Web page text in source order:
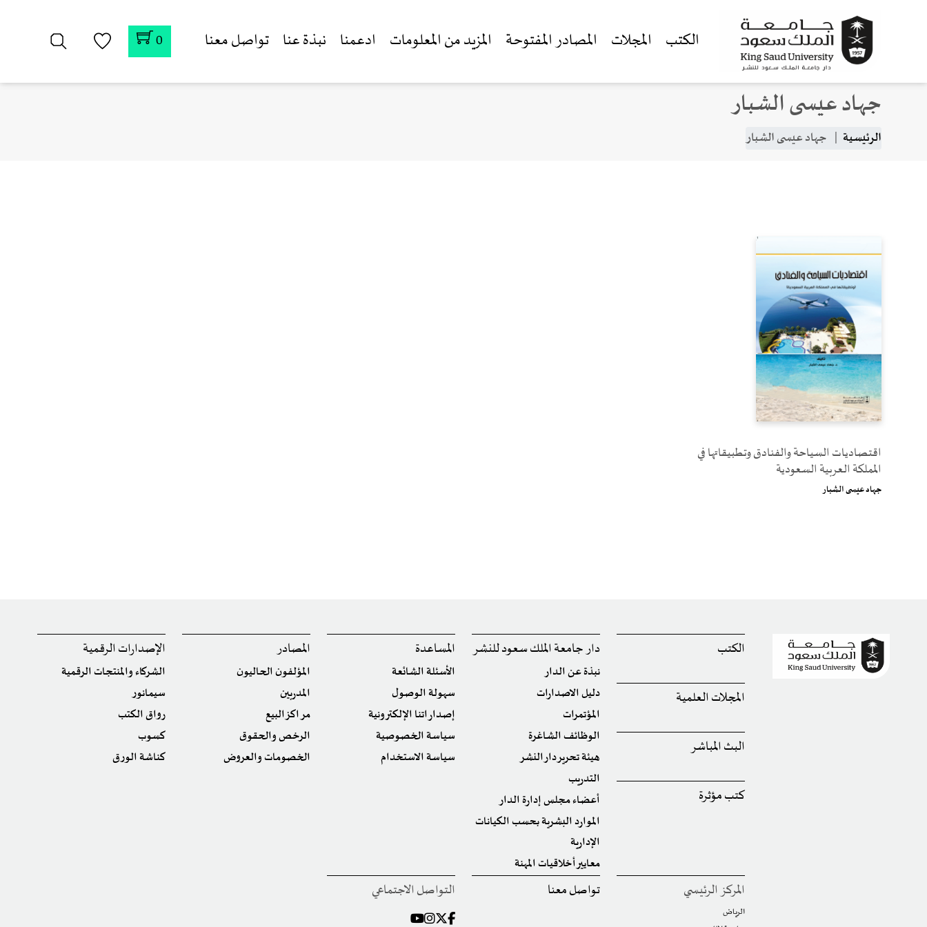
تجاوز إلى المحتوى الرئيسي
الكتب المجلات المصادر المفتوحة المزيد من المعلومات ادعمنا نبذة عنا تواصل معنا 0
جهاد عيسى الشبار
مسار التنقل
الرئيسية جهاد عيسى الشبار
اقتصاديات السياحة والفنادق وتطبيقاتها في
المملكة العربية السعودية
جهاد عيسى الشبار
الكتب
المجلات العلمية
البث المباشر
كتب مؤثرة
دار جامعة الملك سعود للنشر
نبذة عن الدار
دليل الاصدارات
المؤتمرات
الوظائف الشاغرة
هيئة تحرير دار النشر
التدريب
أعضاء مجلس إدارة الدار
الموارد البشرية بحسب الكيانات
الإدارية
معايير أخلاقيات المهنة
المساعدة
الأسئلة الشائعة
سهولة الوصول
إصداراتنا الإلكترونية
سياسة الخصوصية
سياسة الاستخدام
المصادر
المؤلفون الحاليون
المدربين
مراكز البيع
الرخص والحقوق
الخصومات والعروض
الإصدارات الرقمية
الشركاء والمنتجات الرقمية
سيمانور
رواق الكتب
كسوب
كناشة الورق
المركز الرئيسي
الرياض
تواصل معنا التواصل الاجتماعي